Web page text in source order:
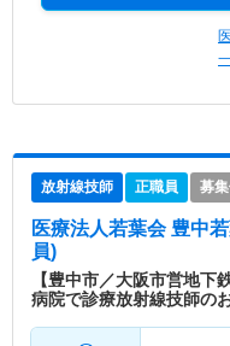
放射線技師 正職員 募
医療法人若葉会 豊中
員)
【豊中市／大阪市営地
病院で診療放射線技師の